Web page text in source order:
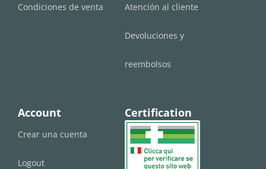
Condiciones de venta Atención al cliente
Devoluciones y
reembolsos
Account
Crear una cuenta
Logout
Certification